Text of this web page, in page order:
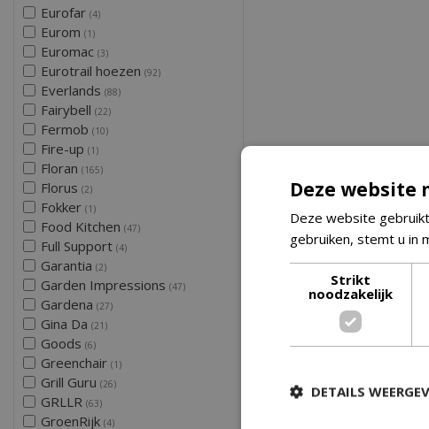
Eurofar (4)
Eurom (1)
Euromac (3)
Eurotrail hoezen (92)
Everlands (88)
Fairybell (22)
Fermob (10)
Fire-up (1)
Floran (165)
Florus (2)
Fokker (1)
Food Kitchen (47)
Full Support (4)
Garantia (2)
Garden Impressions (47)
Gardena (27)
Gina Da (21)
Goods (6)
Greenchair (1)
Grill Guru (26)
GRLLR (63)
GroenRijk (4)
Deze website
Deze website
gebruiken, stemt u in
Strikt
noodzakelijk
DETAILS